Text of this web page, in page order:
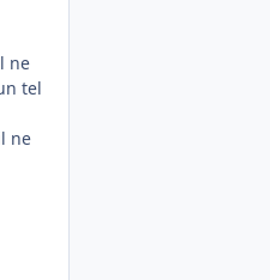
ne
tel
ne